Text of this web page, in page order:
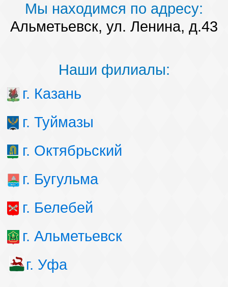
Мы находимся по адресу:
Альметьевск, ул. Ленина, д.43
Наши филиалы:
г. Казань
г. Туймазы
г. Октябрьский
г. Бугульма
г. Белебей
г. Альметьевск
г. Уфа